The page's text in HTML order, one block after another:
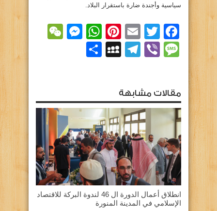
سياسية وأجندة ضارة باستقرار البلاد.
Facebook
Twitter
Email
Pinterest
WhatsApp
Message
Viber
Telegram
MySpace
مقالات مشابهة
انطلاق أعمال الدورة ال 46 لندوة البركة للاقتصاد
الإسلامي في المدينة المنورة